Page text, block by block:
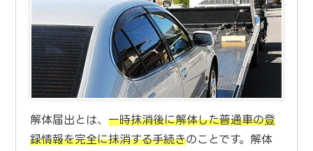
解体届出とは、 一時抹消後に解体した普通車の登
録情報を完全に抹消する手続きのことです。解体